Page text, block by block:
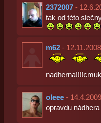
2372007-
tak od této
m62-
oleee-
opravdu nádhera